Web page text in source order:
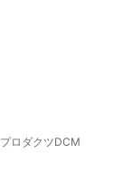
ロダクツDCM